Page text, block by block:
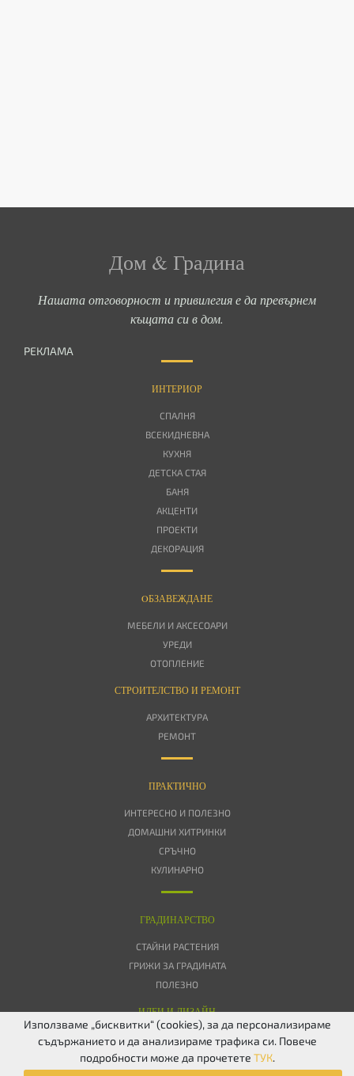
Дом & Градина
Нашата отговорност и привилегия е да превърнем
къщата си в дом.
РЕКЛАМА
ИНТЕРИОР
СПАЛНЯ
ВСЕКИДНЕВНА
КУХНЯ
ДЕТСКА СТАЯ
БАНЯ
АКЦЕНТИ
ПРОЕКТИ
ДЕКОРАЦИЯ
OБЗАВЕЖДАНЕ
МЕБЕЛИ И АКСЕСОАРИ
УРЕДИ
ОТОПЛЕНИЕ
СТРОИТЕЛСТВО И РЕМОНТ
АРХИТЕКТУРА
РЕМОНТ
ПРАКТИЧНО
ИНТЕРЕСНО И ПОЛЕЗНО
ДОМАШНИ ХИТРИНКИ
СРЪЧНО
КУЛИНАРНО
ГРАДИНАРСТВО
СТАЙНИ РАСТЕНИЯ
ГРИЖИ ЗА ГРАДИНАТА
ПОЛЕЗНО
ИДЕИ И ДИЗАЙН
ПОВЕРИТЕЛНОСТ БИСКВИТКИ КОНТАКТИ
TWITTER
Използваме „бисквитки“ (cookies), за да персонализираме
съдържанието и да анализираме трафика си. Повече
подробности може да прочетете ТУК.